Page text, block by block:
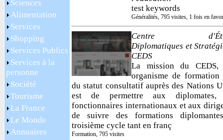
Sciences
Alimentation
Services
Shopping
Services Publics
Services à la
personne
Société
Tourisme
La France
Le Monde
Annuaires
test keywords
Généralités, 795 visites, 1 fois en
Centre
Diplomatiques et
CEDS
La mission du CEDS,
organisme de formation
du statut consultatif auprès des Nations
est de permettre aux diplomates,
fonctionnaires internationaux et aux
de suivre des formations
troisième cycle tant en franç
Formation, 795 visites